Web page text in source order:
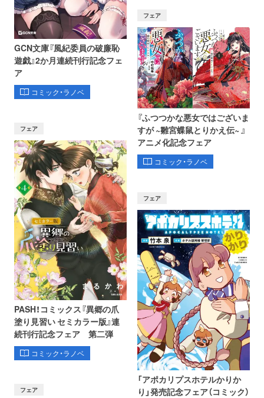
GCN文庫『風紀委員の破廉恥
遊戯』2か月連続刊行記念フェ
ア
コミック・ラノベ
フェア
PASH！コミックス『異郷の爪
塗り見習い セミカラー版』連
続刊行記念フェア 第二弾
コミック・ラノベ
フェア
『ふつつかな悪女ではございま
すが ~雛宮蝶鼠とりかえ伝~ 』
アニメ化記念フェア
コミック・ラノベ
フェア
フェア
「アポカリプスホテルかりか
り」発売記念フェア（コミック）